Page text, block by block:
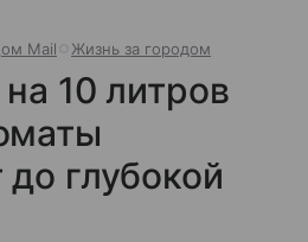
Mail Жизнь за городом
10 литров
глубокой